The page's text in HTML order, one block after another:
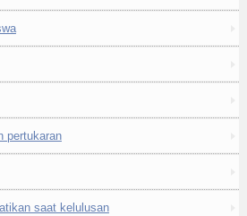
pertukaran
saat kelulusan